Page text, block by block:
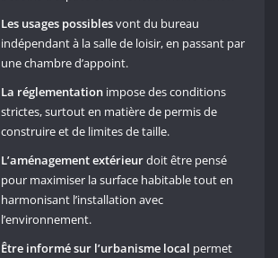
Les usages possiblesvont du bureau
indépendant à la salle de loisir, en passant par
une chambre d’appoint.
La réglementation impose des conditions
strictes, surtout en matière de permis de
construire et de limites de taille.
L’aménagement extérieurdoit être pensé
pour maximiser la surface habitable tout en
harmonisant l’installation avec
l’environnement.
Être informé sur l’urbanisme local permet